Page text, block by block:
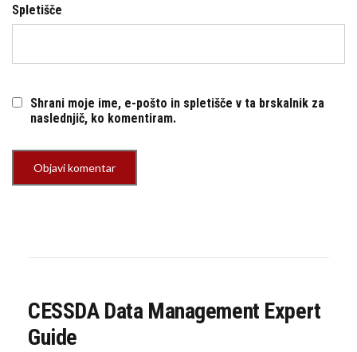
Spletišče
Shrani moje ime, e-pošto in spletišče v ta brskalnik za
naslednjič, ko komentiram.
CESSDA Data Management Expert
Guide